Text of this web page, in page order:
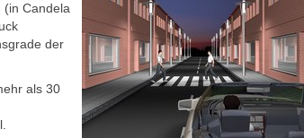
(in Candela
der
als 30